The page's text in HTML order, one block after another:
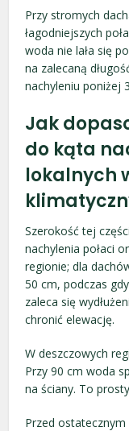
Przy stromych
łagodniejszych
woda nie lała się
na zalecaną
nachyleniu poniżej
Jak
do kąta
lokalnych
Szerokość tej
nachylenia połaci
regionie; dla
50 cm, podczas
zaleca się
chronić elewację.
W deszczowych
Przy 90 cm woda
na ściany. To
Przed ostatecznym